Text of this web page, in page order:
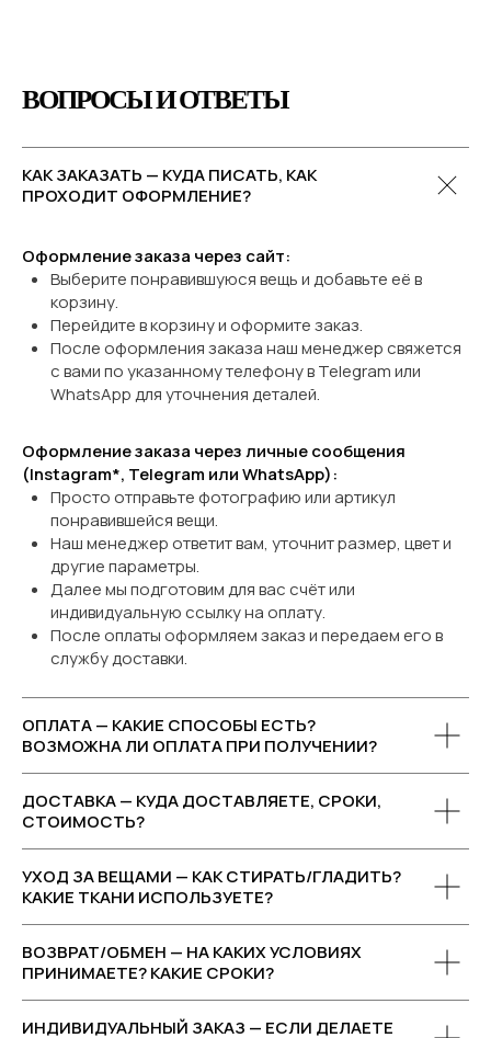
ВОПРОСЫ И ОТВЕТЫ
КАК ЗАКАЗАТЬ — КУДА ПИСАТЬ, КАК
ПРОХОДИТ ОФОРМЛЕНИЕ?
Оформление заказа через сайт:
Выберите понравившуюся вещь и добавьте её в
корзину.
Перейдите в корзину и оформите заказ.
После оформления заказа наш менеджер свяжется
с вами по указанному телефону в Telegram или
WhatsAppдля уточнения деталей.
Оформление заказа через личные сообщения
(Instagram*, Telegram или WhatsApp):
Просто отправьте фотографию или артикул
понравившейся вещи.
Наш менеджер ответит вам, уточнит размер, цвет и
другие параметры.
Далее мы подготовим для вас счёт или
индивидуальную ссылку на оплату.
После оплаты оформляем заказ и передаем его в
службу доставки.
ОПЛАТА — КАКИЕ СПОСОБЫ ЕСТЬ?
ВОЗМОЖНА ЛИ ОПЛАТА ПРИ ПОЛУЧЕНИИ?
ДОСТАВКА — КУДА ДОСТАВЛЯЕТЕ, СРОКИ,
СТОИМОСТЬ?
УХОД ЗА ВЕЩАМИ — КАК СТИРАТЬ/ГЛАДИТЬ?
КАКИЕ ТКАНИ ИСПОЛЬЗУЕТЕ?
ВОЗВРАТ/ОБМЕН — НА КАКИХ УСЛОВИЯХ
ПРИНИМАЕТЕ? КАКИЕ СРОКИ?
ИНДИВИДУАЛЬНЫЙ ЗАКАЗ — ЕСЛИ ДЕЛАЕТЕ